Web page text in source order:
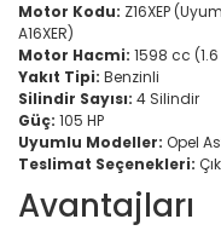
Motor Kodu: Z16XEP
A16XER)
Motor Hacmi: 1598 cc
Yakıt Tipi: Benzinli
Silindir Sayısı: 4 Silindir
Güç: 105 HP
Uyumlu Modeller: Opel
Teslimat Seçenekleri:
Avantajları